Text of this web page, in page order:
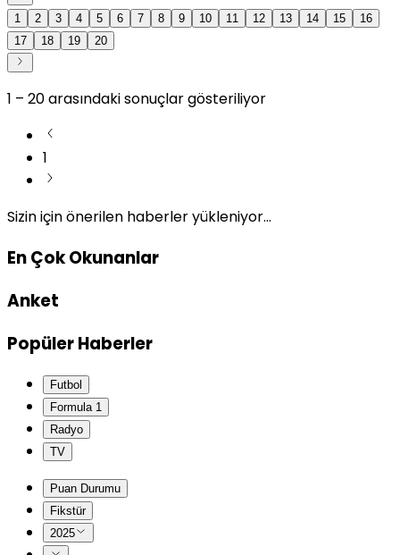
1 2 3 4 5 6 7 8 9 10 11 12 13 14 15
16
17
18 19 20
1 – 20arasındaki sonuçlar gösteriliyor
1
Sizin için önerilen haberler yükleniyor...
En Çok Okunanlar
Anket
Popüler Haberler
Futbol
Formula 1
Radyo
TV
Puan Durumu
Fikstür
2025